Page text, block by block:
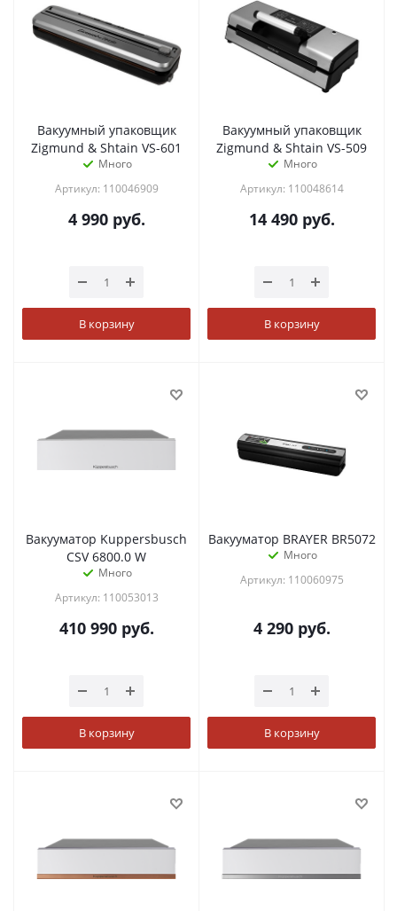
Вакуумный упаковщик
Zigmund & Shtain VS-601
Много
Артикул: 110046909
4 990руб.
В корзину
Вакуумный упаковщик
Zigmund & Shtain VS-509
Много
Артикул: 110048614
14 490руб.
В корзину
Вакууматор Kuppersbusch
CSV 6800.0 W
Много
Артикул: 110053013
410 990руб.
В корзину
Вакууматор BRAYER BR5072
Много
Артикул: 110060975
4 290руб.
В корзину